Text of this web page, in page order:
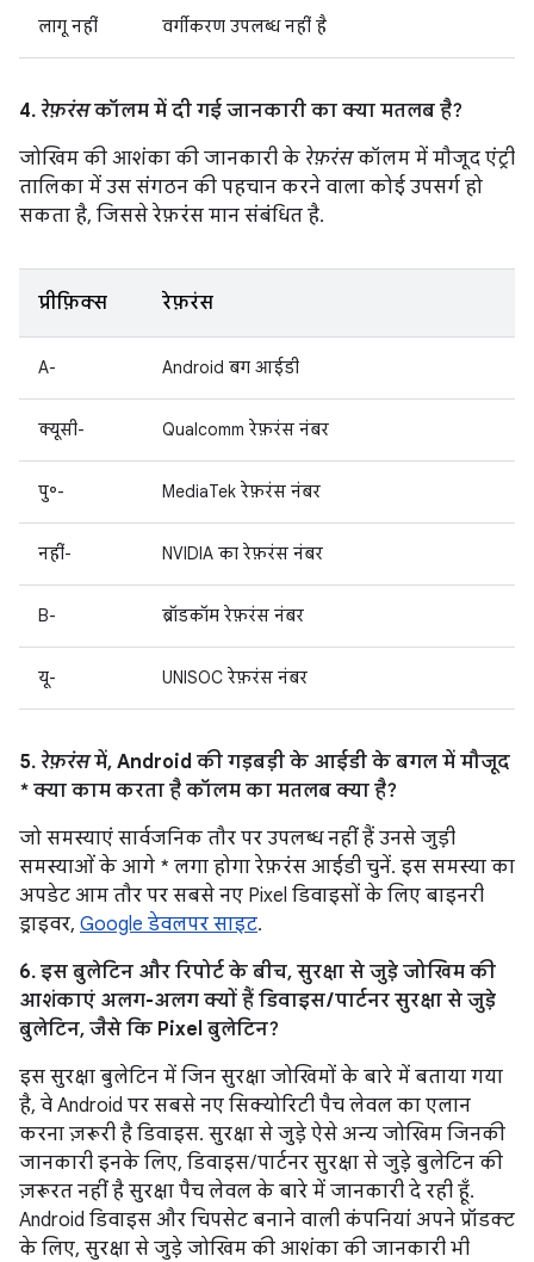
लागू नहीं वर्गीकरण उपलब्ध नहीं है
4. रेफ़रंसकॉलम में दी गई जानकारी का क्या मतलब है?
जोखिम की आशंका की जानकारी के रेफ़रंसकॉलम में मौजूद एंट्री
तालिका में उस संगठन की पहचान करने वाला कोई उपसर्ग हो
सकता है, जिससे रेफ़रंस मान संबंधित है.
प्रीफ़िक्स रेफ़रंस
A- Android बग आईडी
क्यूसी- Qualcomm रेफ़रंस नंबर
पु॰- MediaTek रेफ़रंस नंबर
नहीं- NVIDIA का रेफ़रंस नंबर
B- ब्रॉडकॉम रेफ़रंस नंबर
यू- UNISOC रेफ़रंस नंबर
5. रेफ़रंसमें, Android की गड़बड़ी के आईडी के बगल में मौजूद
* क्या काम करता है कॉलम का मतलब क्या है?
जो समस्याएं सार्वजनिक तौर पर उपलब्ध नहीं हैं उनसे जुड़ी
समस्याओं के आगे * लगा होगा रेफ़रंस आईडी चुनें. इस समस्या का
अपडेट आम तौर पर सबसे नए Pixel डिवाइसों के लिए बाइनरी
ड्राइवर, Google डेवलपर साइट.
6. इस बुलेटिन और रिपोर्ट के बीच, सुरक्षा से जुड़े जोखिम की
आशंकाएं अलग-अलग क्यों हैं डिवाइस / पार्टनर सुरक्षा से जुड़े
बुलेटिन, जैसे कि Pixel बुलेटिन?
इस सुरक्षा बुलेटिन में जिन सुरक्षा जोखिमों के बारे में बताया गया
है, वे Android पर सबसे नए सिक्योरिटी पैच लेवल का एलान
करना ज़रूरी है डिवाइस. सुरक्षा से जुड़े ऐसे अन्य जोखिम जिनकी
जानकारी इनके लिए, डिवाइस / पार्टनर सुरक्षा से जुड़े बुलेटिन की
ज़रूरत नहीं है सुरक्षा पैच लेवल के बारे में जानकारी दे रही हूँ.
Android डिवाइस और चिपसेट बनाने वाली कंपनियां अपने प्रॉडक्ट
के लिए, सुरक्षा से जुड़े जोखिम की आशंका की जानकारी भी